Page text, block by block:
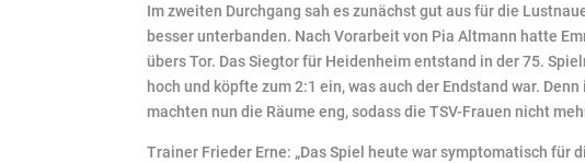
Im zweiten Durchgang sah es zunächst gut aus für die
besser unterbanden. Nach Vorarbeit von Pia Altmann hatte
übers Tor. Das Siegtor für Heidenheim entstand in der 75.
hoch und köpfte zum 2:1 ein, was auch der Endstand war.
machten nun die Räume eng, sodass die TSV-Frauen nicht
Trainer Frieder Erne: „Das Spiel heute war symptomatisch für